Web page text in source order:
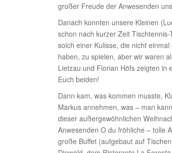
großer Freude der Anwesenden
Danach konnten unsere Kleinen
schon nach kurzer Zeit
solch einer Kulisse, die nicht
haben, zu spielen, aber wir waren
Lietzau und Florian Höfs zeigten in
Euch beiden!
Dann kam, was kommen musste,
Markus annehmen, was – man
dieser außergewöhnlichen
Anwesenden O du fröhliche – tolle
große Buffet (aufgebaut auf